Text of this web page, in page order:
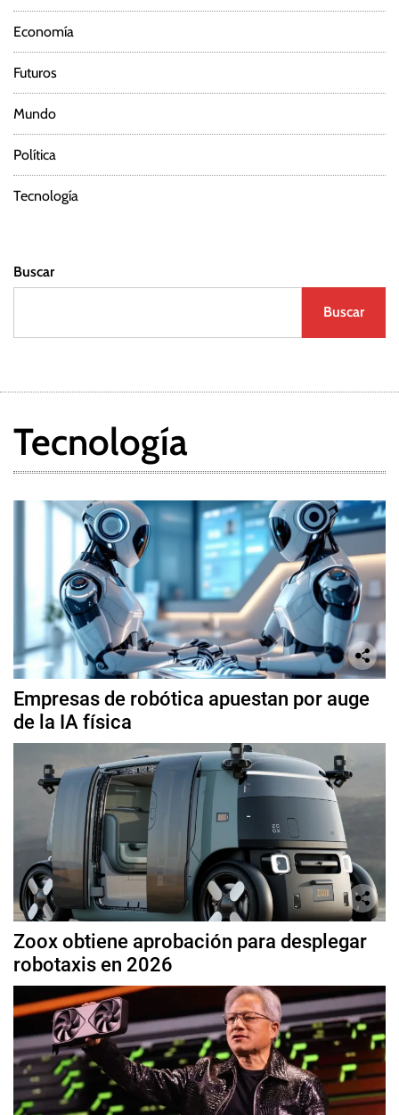
Economía
Futuros
Mundo
Política
Tecnología
Buscar
Buscar
Tecnología
Empresas de robótica apuestan por auge
de la IA física
Zoox obtiene aprobación para desplegar
robotaxis en 2026